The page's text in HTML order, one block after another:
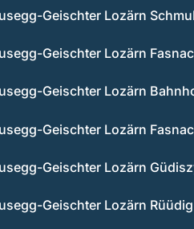
Geischter Lozärn
Geischter Lozärn
Geischter Lozärn
Geischter Lozärn
Geischter Lozärn
Geischter Lozärn